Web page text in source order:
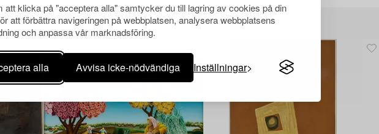
att klicka på "acceptera alla" samtycker du till lagring av cookies på din
att förbättra navigeringen på webbplatsen, analysera webbplatsens
och anpassa vår marknadsföring.
alla Avvisa icke-nödvändiga Inställningar
Andra har även tittat på